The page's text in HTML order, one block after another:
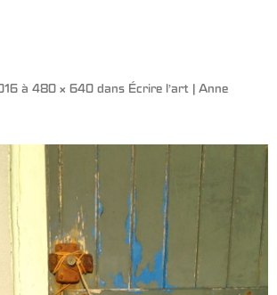
à 480 × 640 dans Écrire l’art | Anne